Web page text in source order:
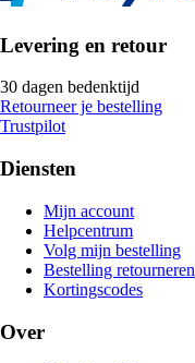
Levering en retour
30 dagen bedenktijd
Retourneer je bestelling
Trustpilot
Diensten
Mijn account
Helpcentrum
Volg mijn bestelling
Bestelling retourneren
Kortingscodes
Over